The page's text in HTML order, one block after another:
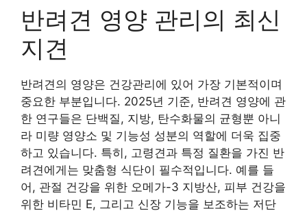
반려견 영양 관리의 최신
지견
반려견의 영양은 건강관리에 있어 가장 기본적이며
중요한 부분입니다. 2025년 기준, 반려견 영양에 관
한 연구들은 단백질, 지방, 탄수화물의 균형뿐 아니
라 미량 영양소 및 기능성 성분의 역할에 더욱 집중
하고 있습니다. 특히, 고령견과 특정 질환을 가진 반
려견에게는 맞춤형 식단이 필수적입니다. 예를 들
어, 관절 건강을 위한 오메가-3 지방산, 피부 건강을
위한 비타민 E, 그리고 신장 기능을 보조하는 저단